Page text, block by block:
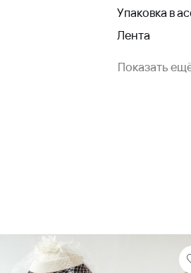
Упаковка в
Лента
Показать